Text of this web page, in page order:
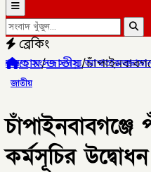
ব্রেকিং
ডিবি পুলিশ এর হাতে আটক,
হোম/জাতীয়/
জাতীয়
কর্মসূচির